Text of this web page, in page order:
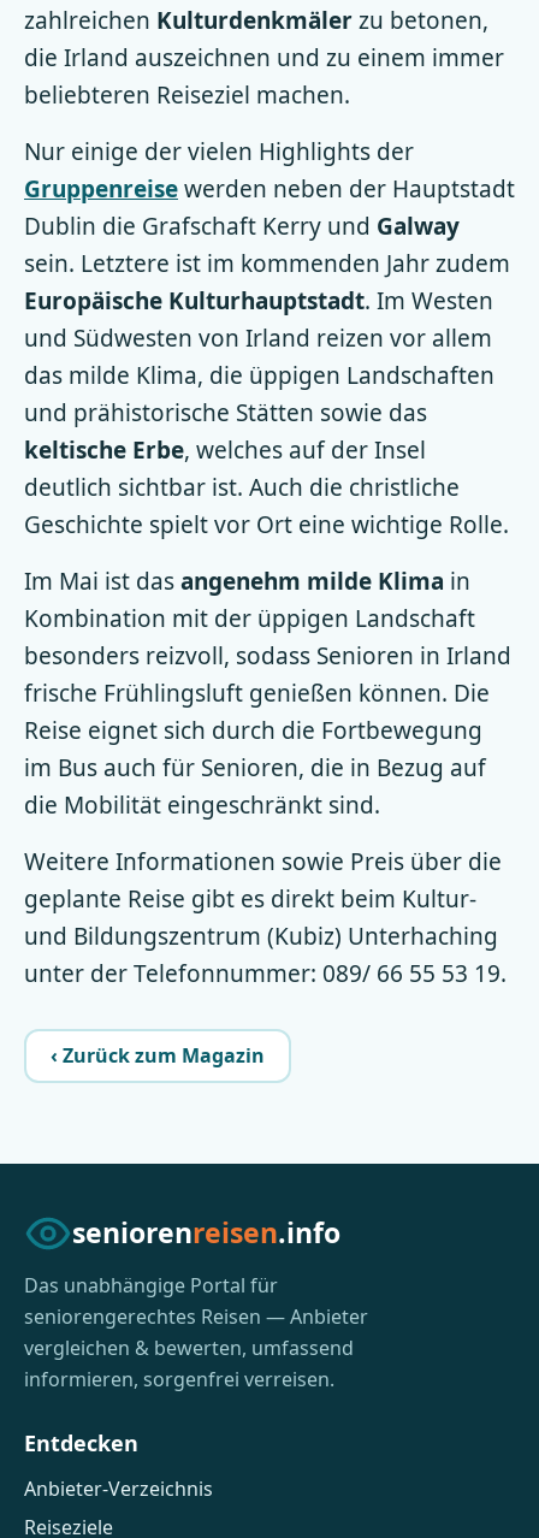
zahlreichen Kulturdenkmälerzu betonen,
die Irland auszeichnen und zu einem immer
beliebteren Reiseziel machen.
Nur einige der vielen Highlights der
Gruppenreisewerden neben der Hauptstadt
Dublin die Grafschaft Kerry und Galway
sein. Letztere ist im kommenden Jahr zudem
Europäische Kulturhauptstadt. Im Westen
und Südwesten von Irland reizen vor allem
das milde Klima, die üppigen Landschaften
und prähistorische Stätten sowie das
keltische Erbe, welches auf der Insel
deutlich sichtbar ist. Auch die christliche
Geschichte spielt vor Ort eine wichtige Rolle.
Im Mai ist dasangenehm milde Klima in
Kombination mit der üppigen Landschaft
besonders reizvoll, sodass Senioren in Irland
frische Frühlingsluft genießen können. Die
Reise eignet sich durch die Fortbewegung
im Bus auch für Senioren, die in Bezug auf
die Mobilität eingeschränkt sind.
Weitere Informationen sowie Preis über die
geplante Reise gibt es direkt beim Kultur-
und Bildungszentrum (Kubiz) Unterhaching
unter der Telefonnummer: 089/ 66 55 53 19.
‹ Zurück zum Magazin
seniorenreisen.info
Das unabhängige Portal für
seniorengerechtes Reisen — Anbieter
vergleichen & bewerten, umfassend
informieren, sorgenfrei verreisen.
Entdecken
Anbieter-Verzeichnis
Reiseziele